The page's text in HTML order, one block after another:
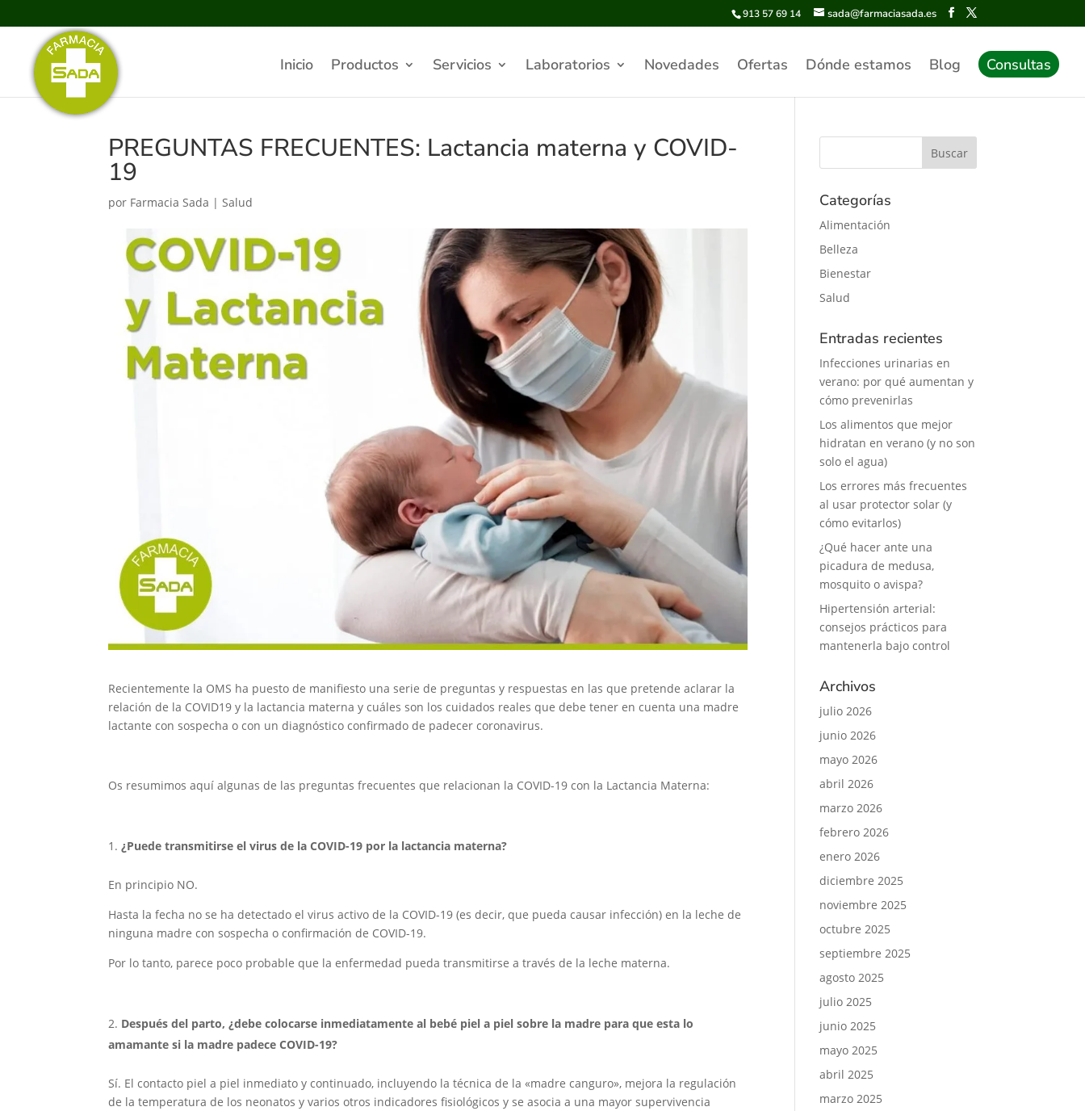
913 57 69 14 sada@farmaciasada.es
Inicio Productos Servicios Laboratorios Novedades Ofertas Dónde estamos Blog Consultas
PREGUNTAS FRECUENTES: Lactancia materna y COVID-
19
por Farmacia Sada |Salud
Recientemente la OMS ha puesto de manifiesto una serie de preguntas y respuestas en las que pretende aclarar la
relación de la COVID19 y la lactancia materna y cuáles son los cuidados reales que debe tener en cuenta una madre
lactante con sospecha o con un diagnóstico confirmado de padecer coronavirus.
Os resumimos aquí algunas de las preguntas frecuentes que relacionan la COVID-19 con la Lactancia Materna:
¿Puede transmitirse el virus de la COVID-19 por la lactancia materna?
En principio NO.
Hasta la fecha no se ha detectado el virus activo de la COVID-19 (es decir, que pueda causar infección) en la leche de
ninguna madre con sospecha o confirmación de COVID-19.
Por lo tanto, parece poco probable que la enfermedad pueda transmitirse a través de la leche materna.
Después del parto, ¿debe colocarse inmediatamente al bebé piel a piel sobre la madre para que esta lo
amamante si la madre padece COVID-19?
Sí. El contacto piel a piel inmediato y continuado, incluyendo la técnica de la «madre canguro», mejora la regulación
de la temperatura de los neonatos y varios otros indicadores fisiológicos y se asocia a una mayor supervivencia
Categorías
Alimentación
Belleza
Bienestar
Salud
Entradas recientes
Infecciones urinarias en
verano: por qué aumentan y
cómo prevenirlas
Los alimentos que mejor
hidratan en verano (y no son
solo el agua)
Los errores más frecuentes
al usar protector solar (y
cómo evitarlos)
¿Qué hacer ante una
picadura de medusa,
mosquito o avispa?
Hipertensión arterial:
consejos prácticos para
mantenerla bajo control
Archivos
julio 2026
junio 2026
mayo 2026
abril 2026
marzo 2026
febrero 2026
enero 2026
diciembre 2025
noviembre 2025
octubre 2025
septiembre 2025
agosto 2025
julio 2025
junio 2025
mayo 2025
abril 2025
marzo 2025